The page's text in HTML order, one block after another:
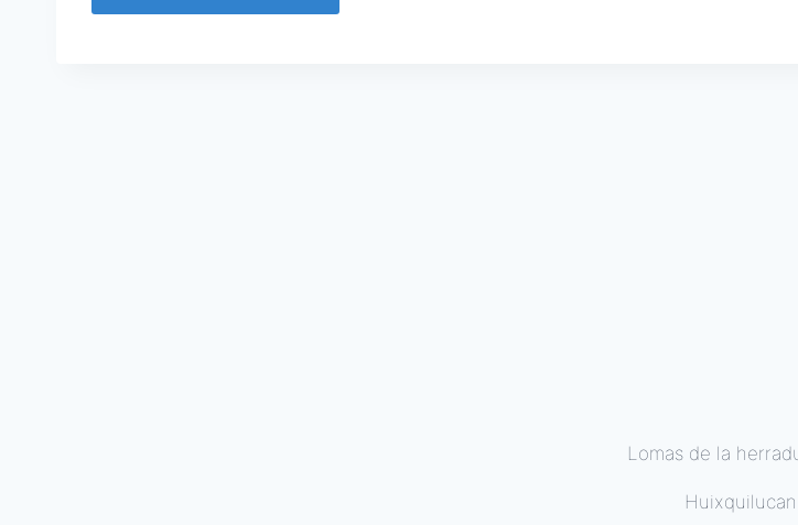
Lomas de la
Huixquilucan